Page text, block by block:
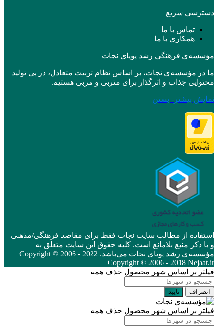
دسترسی سریع
تماس با ما
همکاری با ما
مؤسسه‌ی فرهنگی رشد پویای نجات
ما در مؤسسه‌ی نجات، بر اساس نظام تربیت متعادل، در پی تولید
محتوایی جذاب و اثرگذار برای متربی و مربی هستیم.
نمایش بیشتر - بستن
استفاده از مطالب سایت نجات فقط برای مقاصد فرهنگی/مذهبی
و با ذکر منبع بلامانع است. کلیه حقوق این سایت متعلق به
مؤسسه‌ی رشد پویای نجات می‌باشد. Copyright © 2006 - 2022
Copyright © 2006 - 2018 Nejaat.ir
فیلتر بر اساس شهر محصول حذف همه
انصراف تایید
فیلتر بر اساس شهر محصول حذف همه